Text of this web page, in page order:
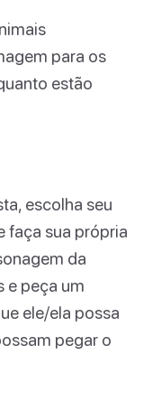
para os
estão
escolha seu
faça sua própria
da
e peça um
ele/ela possa
pegar o